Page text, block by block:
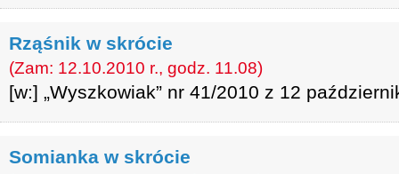
Rząśnik w skrócie
(Zam: 12.10.2010 r., godz. 11.08)
[w:] „Wyszkowiak” nr 41/2010 z 12
Somianka w skrócie